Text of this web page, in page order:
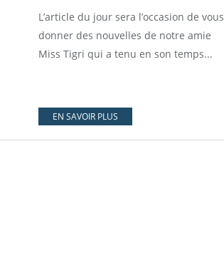
L’article du jour sera l’occasion de vous
donner des nouvelles de notre amie
Miss Tigri qui a tenu en son temps...
EN SAVOIR PLUS